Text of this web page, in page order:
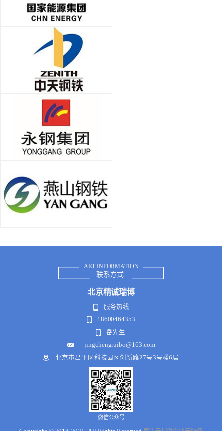
ART INFORMATION
联系方式
北京精诚瑞博
服务热线
18600464353
岳先生
jingchengruibo@163.com
北京市昌平区科技园区创新路27号3号楼6层
微信公众号